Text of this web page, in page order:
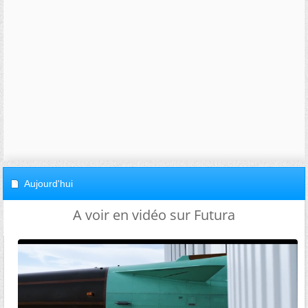
Aujourd'hui
A voir en vidéo sur Futura